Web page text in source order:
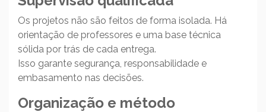
Os projetos não são feitos de forma isolada. Há
orientação de professores e uma base técnica
sólida por trás de cada entrega.
Isso garante segurança, responsabilidade e
embasamento nas decisões.
Organização e método